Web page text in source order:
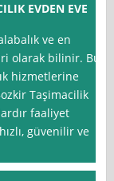
EVDEN EVE
ve en
olarak bilinir. Bu
hizmetlerine
Taşimacilik
faaliyet
güvenilir ve